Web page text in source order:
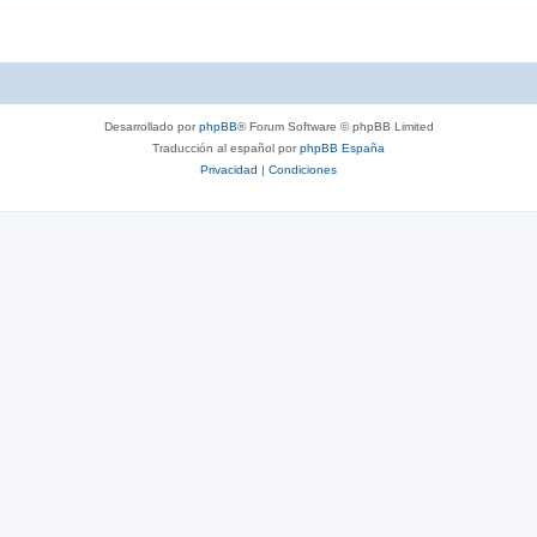
Desarrollado porphpBB® Forum Software © phpBB Limited
Traducción al español porphpBB España
Privacidad | Condiciones